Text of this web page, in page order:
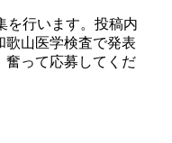
を行います。投稿内
歌山医学検査で発表
奮って応募してくだ